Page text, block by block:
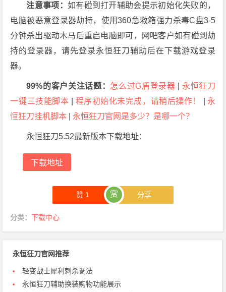
注意事项： 如有碰到打开辅助会提示初始化失败的，
电脑被恶意登录器劫持，使用360急救箱强力杀毒C盘3-5
分钟杀出驱动木马后重启电脑即可，网吧客户如有碰到劫
持的登录器，请先登录永恒狂刀辅助后在下载游戏登录
器。
99%的客户关注话题： 怎么过G盾登录器
永恒狂刀
一键三技能脚本
程序初始化未完成，请稍后操作！
永
恒狂刀挂机脚本
永恒狂刀官网是多少？是哪一个？
永恒狂刀5.52最新版本下载地址：
下载地址
赞1 赏 分享
分类：下载中心
永恒狂刀官网推荐
轻变战士犀利刺杀调法
永恒狂刀辅助换装购物功能展示